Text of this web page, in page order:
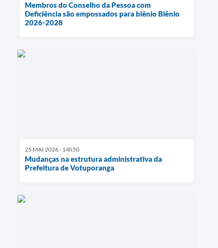
Membros do Conselho da Pessoa com
Deficiência são empossados para biênio Biênio
2026-2028
25 MAI 2026 - 14h50
Mudanças na estrutura administrativa da
Prefeitura de Votuporanga